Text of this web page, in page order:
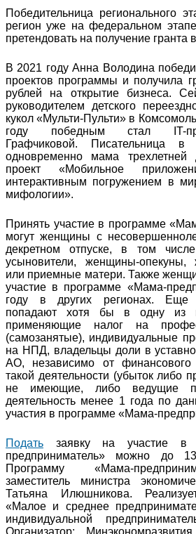
Победительница регионального
регион уже на федеральном
претендовать на получение гранта
В 2021 году Анна Володина
проектов программы и получила
рублей на открытие бизнеса.
руководителем детского
кукол «Мульти-Пульти» в
году победным стал IT-
Графчиковой. Писательница
одновременно мама трехлетней
проект «Мобильное
интерактивным погружением в
мифологии».
Принять участие в программе
могут женщины с
декретном отпуске, в том
усыновители, женщины-опекуны,
или приемные матери. Также
участие в программе «Мама-
году в других регионах. Еще
попадают хотя бы в одну из
применяющие налог на
(самозанятые), индивидуальные
на НПД, владельцы доли в
АО, независимо от финансового
такой деятельности (убыток
не имеющие, либо ведущие
деятельность менее 1 года по
участия в программе «Мама-
Подать заявку на участие в
предприниматель» можно до
Программу «Мама-
заместитель министра
Татьяна Илюшникова.
«Малое и среднее
индивидуальной
Организатор: